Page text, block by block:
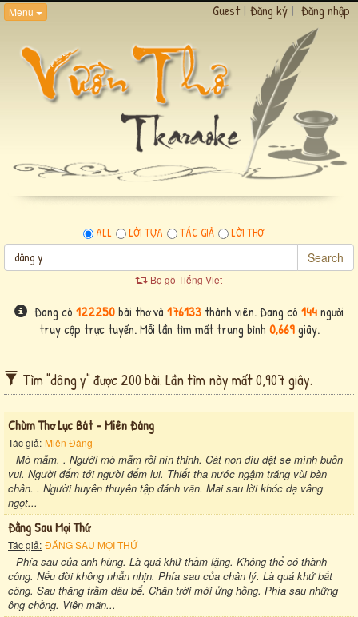
Menu Guest | Đăng ký | Đăng nhập
ALL LỜI TỰA TÁC GIẢ LỜI THƠ
Search
Bộ gõ Tiếng Việt
Đang có 122250bài thơ và 176133 thành viên. Đang có 144người
truy cập trực tuyến. Mỗi lần tìm mất trung bình 0,669giây.
Tìm "dâng y" được 200 bài. Lần tìm này mất 0,907 giây.
Chùm Thơ Lục Bát - Miên Đáng
Tác giả: Miên Đáng
Mò mẫm. . Người mò mẫm rồi nín thinh. Cát non dìu dặt se mình buồn
vui. Người đếm tới người đếm lui. Thiết tha nước ngậm trăng vùi bàn
chân. . Người huyên thuyên tập đánh vần. Mai sau lời khóc dạ vâng
ngọt...
Đằng Sau Mọi Thứ
Tác giả: ĐẰNG SAU MỌI THỨ
Phía sau của anh hùng. Là quá khứ thầm lặng. Không thể có thành
công. Nếu đời không nhẫn nhịn. Phía sau của chân lý. Là quá khứ bất
công. Sau thăng trầm dâu bể. Chân trời mới ửng hồng. Phía sau những
ông chồng. Viên mãn...